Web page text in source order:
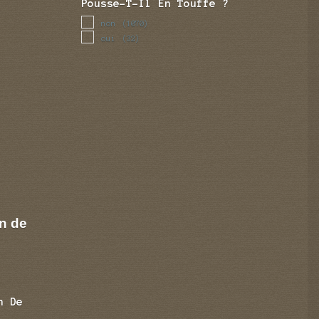
de
De
Pousse-T-Il En Touffe ?
non (1070)
oui (32)